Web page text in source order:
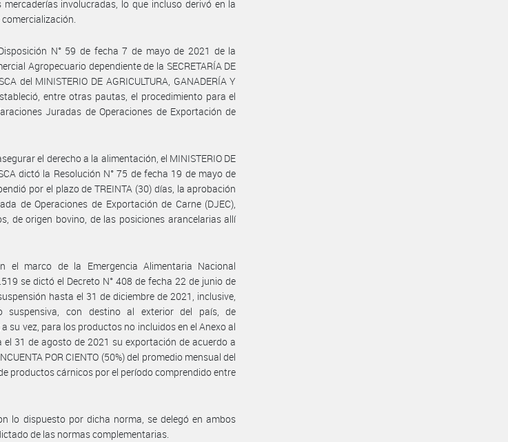
involucradas, lo que incluso derivó en la
N° 59 de fecha 7 de mayo de 2021 de la
Agropecuario dependiente de la SECRETARÍA DE
del MINISTERIO DE AGRICULTURA, GANADERÍA Y
entre otras pautas, el procedimiento para el
Juradas de Operaciones de Exportación de
el derecho a la alimentación, el MINISTERIO DE
dictó la Resolución N° 75 de fecha 19 de mayo de
por el plazo de TREINTA (30) días, la aprobación
de Operaciones de Exportación de Carne (DJEC),
de origen bovino, de las posiciones arancelarias allí
el marco de la Emergencia Alimentaria Nacional
se dictó el Decreto N° 408 de fecha 22 de junio de
hasta el 31 de diciembre de 2021, inclusive,
suspensiva, con destino al exterior del país, de
su vez, para los productos no incluidos en el Anexo al
31 de agosto de 2021 su exportación de acuerdo a
POR CIENTO (50%) del promedio mensual del
productos cárnicos por el período comprendido entre
lo dispuesto por dicha norma, se delegó en ambos
de las normas complementarias.